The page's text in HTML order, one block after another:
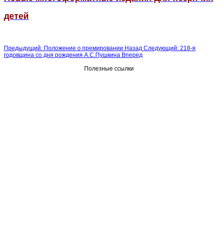
детей
Предыдущий: Положение о премировании Назад Следующий: 218-я
годовщина со дня рождения А.С.Пушкина Вперед
Полезные ссылки